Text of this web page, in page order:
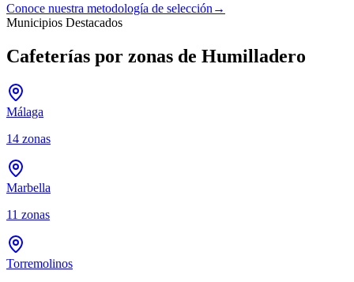
Conoce nuestra metodología de selección →
Municipios Destacados
Cafeterías por zonas de Humilladero
Málaga
14 zonas
Marbella
11 zonas
Torremolinos